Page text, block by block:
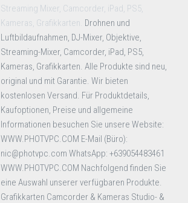
Streaming Mixer, Camcorder, iPad, PS5,
Kameras, Grafikkarten. Drohnen und
Luftbildaufnahmen, DJ-Mixer, Objektive,
Streaming-Mixer, Camcorder, iPad, PS5,
Kameras, Grafikkarten. Alle Produkte sind neu,
original und mit Garantie. Wir bieten
kostenlosen Versand. Für Produktdetails,
Kaufoptionen, Preise und allgemeine
Informationen besuchen Sie unsere Website:
WWW.PHOTVPC.COM E-Mail (Büro):
nic@photvpc.com WhatsApp: +639054483461
WWW.PHOTVPC.COM Nachfolgend finden Sie
eine Auswahl unserer verfügbaren Produkte.
Grafikkarten Camcorder & Kameras Studio- &